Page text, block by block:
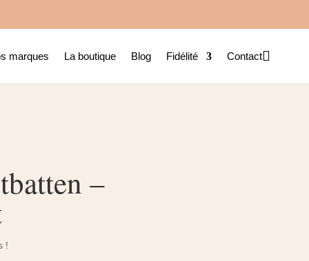
marques La boutique Blog Fidélité Contact
–
!